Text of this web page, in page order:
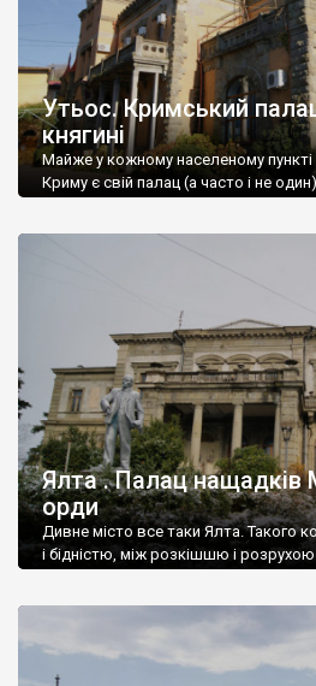
Утьос. Кримський
княгині
Майже у кожному населеному пункті
Криму є свій палац (а часто і не
Ялта . Палац нащадків
орди
Дивне місто все таки Ялта. Такого
і бідністю, між розкішшю і розрухою